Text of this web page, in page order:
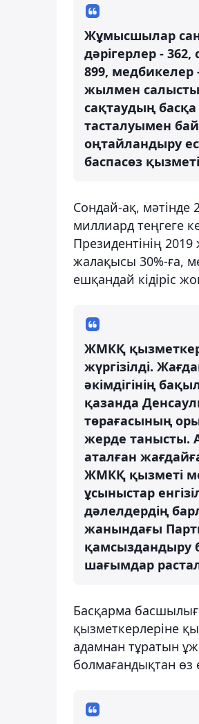
Жұмысшылар
дәрігерлер -
899, медбикелер
жылмен
сақтаудың
тасталуымен
оңтайландыру
баспасөз
Сондай-ақ,
миллиард теңгеге
Президентінің
жалақысы 30%-ға,
ешқандай кідіріс
ЖМКҚ
жүргізілді.
әкімдігінің
қазанда
төрағасының
жерде танысты.
аталған
ЖМКҚ қызметі
ұсыныстар
дәлелдердің
жанындағы
қамсыздандыру
шағымдар
Басқарма
қызметкерлеріне
адамнан тұратын
болмағандықтан өз